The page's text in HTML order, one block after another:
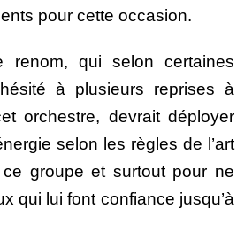
pour cette occasion.
renom, qui selon certaines
à plusieurs reprises à
orchestre, devrait déployer
selon les règles de l’art
groupe et surtout pour ne
qui lui font confiance jusqu’à